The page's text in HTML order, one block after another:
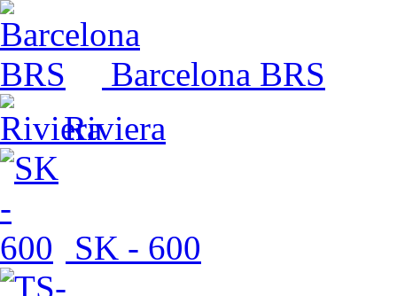
Barcelona BRS
Riviera
SK - 600